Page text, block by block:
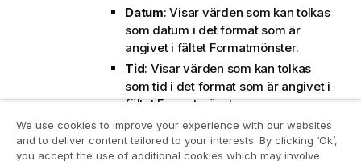
Datum: Visar värden som kan tolkas
som datum i det format som är
angivet i fältet Formatmönster.
Tid: Visar värden som kan tolkas
som tid i det format som är angivet i
fältetFormatmönster.
Tidsmarkör: Visar värden som kan
tolkas som datum + tid i det format
Gå med i programmet Analytics
We use cookies to improve your experience with our websites
and to deliver content tailored to your interests. By clicking ‘Ok’,
you accept the use of additional cookies which may involve